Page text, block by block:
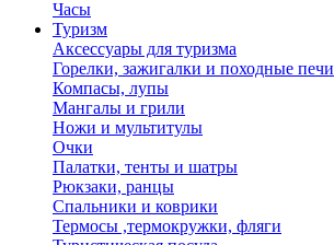
Часы
Туризм
Аксессуары для туризма
Горелки, зажигалки и походные печи
Компасы, лупы
Мангалы и грили
Ножи и мультитулы
Очки
Палатки, тенты и шатры
Рюкзаки, ранцы
Спальники и коврики
Термосы ,термокружки, фляги